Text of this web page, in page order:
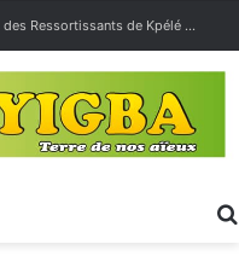
1ère Édition des Grandes Retrouvailles des Ressortissants de Kpélé Govié Apégamé / Sokpé